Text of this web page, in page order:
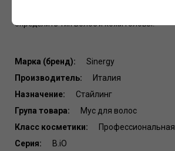
определить тип волос и кожи головы.
Марка (бренд):
Sinergy
Производитель:
Италия
Назначение:
Стайлинг
Група товара:
Мус для волос
Класс косметики:
Профессиональная
Серия:
B.iO